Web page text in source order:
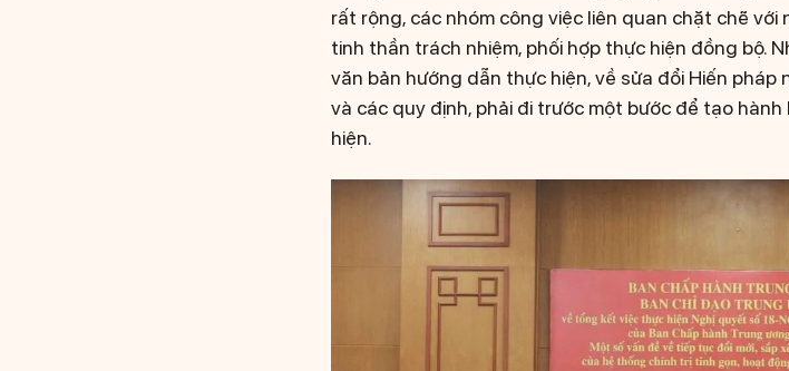
rất rộng, các nhóm công việc liên quan chặt chẽ
tinh thần trách nhiệm, phối hợp thực hiện đồng bộ.
văn bản hướng dẫn thực hiện, về sửa đổi Hiến
và các quy định, phải đi trước một bước để tạo
hiện.